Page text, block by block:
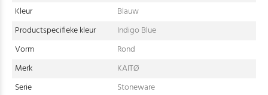
Kleur
Blauw
Productspecifieke kleur
Indigo Blue
Vorm
Rond
Merk
KAITØ
Serie
Stoneware